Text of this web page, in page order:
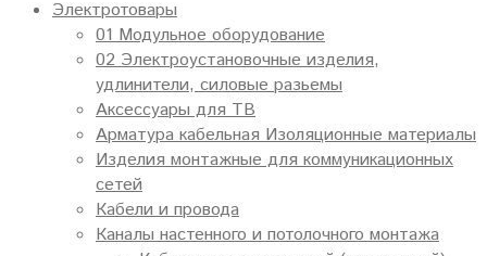
Электротовары
01 Модульное оборудование
02 Электроустановочные изделия,
удлинители, силовые разьемы
Аксессуары для ТВ
Арматура кабельная Изоляционные материалы
Изделия монтажные для коммуникационных
сетей
Кабели и провода
Каналы настенного и потолочного монтажа